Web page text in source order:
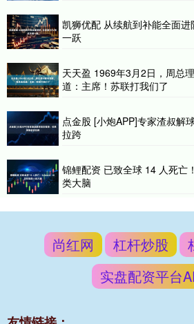
凯狮优配 从续航到补能全面
一跃
天天盈 1969年3月2日，周总
道：主席！苏联打我们了
点金股 [小炮APP]专家渣叔解
拉跨
锦鲤配资 已致全球 14 人死亡
类大脑
尚红网 杠杆炒股
实盘配资平台